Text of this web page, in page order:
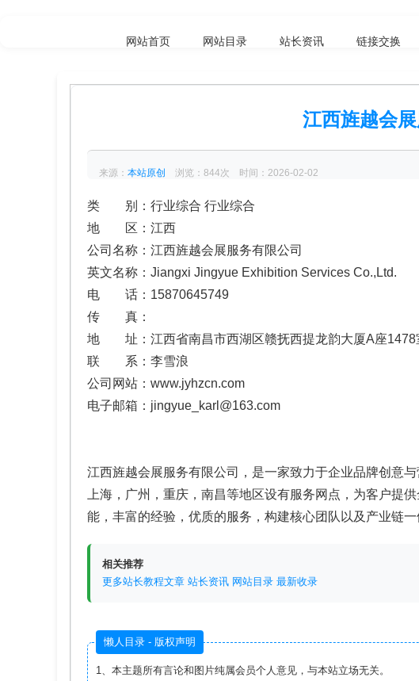
网站首页 网站目录 站长资讯 链接交换
江西旌越会
来源： 本站原创 浏览：844次 时间：2026-02-02
类 别：行业综合 行业综合
地 区：江西
公司名称：江西旌越会展服务有限公司
英文名称：Jiangxi Jingyue Exhibition Services Co.,Ltd.
电 话：15870645749
传 真：
地 址：江西省南昌市西湖区赣抚西提龙韵大厦A座1478
联 系：李雪浪
公司网站：www.jyhzcn.com
电子邮箱：jingyue_karl@163.com
江西旌越会展服务有限公司，是一家致力于企业品牌创意
上海，广州，重庆，南昌等地区设有服务网点，为客户提
能，丰富的经验，优质的服务，构建核心团队以及产业链
相关推荐
更多站长教程文章 站长资讯 网站目录 最新收录
懒人目录 - 版权声明
1、本主题所有言论和图片纯属会员个人意见，与本站立场无关。